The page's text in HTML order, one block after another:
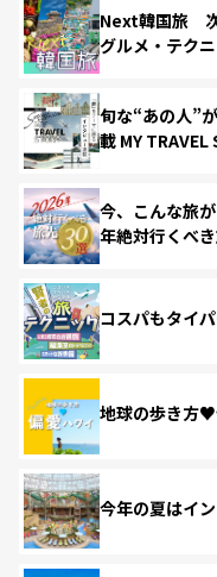
Next韓国旅 次
グルメ・テク
旬な“あの人”
載 MY TRAVEL
今、こんな旅
年絶対行くべ
コスパもタイ
地球の歩き方
今年の夏はイ